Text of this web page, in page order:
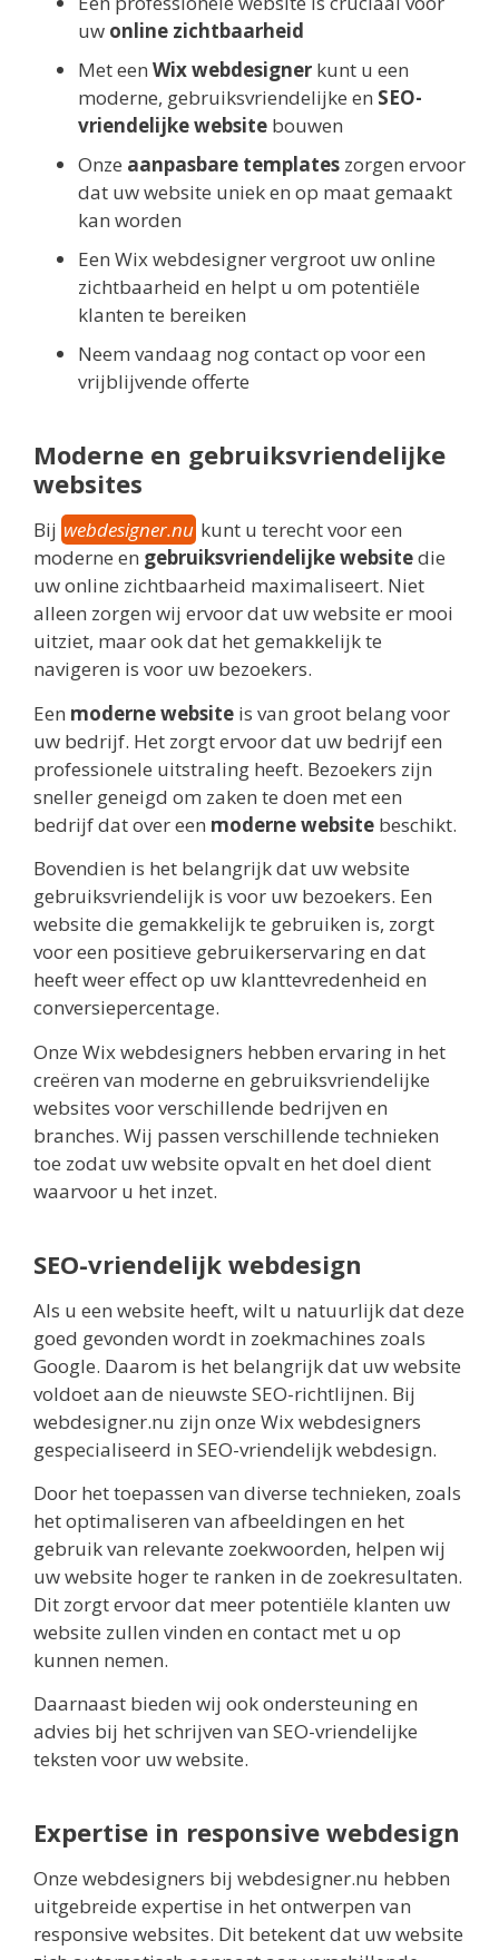
uw online zichtbaarheid
Met een Wix webdesigner kunt u een
moderne, gebruiksvriendelijke en SEO-
vriendelijke website bouwen
Onze aanpasbare templates zorgen ervoor
dat uw website uniek en op maat gemaakt
kan worden
Een Wix webdesigner vergroot uw online
zichtbaarheid en helpt u om potentiële
klanten te bereiken
Neem vandaag nog contact op voor een
vrijblijvende offerte
Moderne en gebruiksvriendelijke
websites
Bij webdesigner.nu kunt u terecht voor een
moderne en gebruiksvriendelijke websitedie
uw online zichtbaarheid maximaliseert. Niet
alleen zorgen wij ervoor dat uw website er mooi
uitziet, maar ook dat het gemakkelijk te
navigeren is voor uw bezoekers.
Een moderne website is van groot belang voor
uw bedrijf. Het zorgt ervoor dat uw bedrijf een
professionele uitstraling heeft. Bezoekers zijn
sneller geneigd om zaken te doen met een
bedrijf dat over een moderne website beschikt.
Bovendien is het belangrijk dat uw website
gebruiksvriendelijk is voor uw bezoekers. Een
website die gemakkelijk te gebruiken is, zorgt
voor een positieve gebruikerservaring en dat
heeft weer effect op uw klanttevredenheid en
conversiepercentage.
Onze Wix webdesigners hebben ervaring in het
creëren van moderne en gebruiksvriendelijke
websites voor verschillende bedrijven en
branches. Wij passen verschillende technieken
toe zodat uw website opvalt en het doel dient
waarvoor u het inzet.
SEO-vriendelijk webdesign
Als u een website heeft, wilt u natuurlijk dat deze
goed gevonden wordt in zoekmachines zoals
Google. Daarom is het belangrijk dat uw website
voldoet aan de nieuwste SEO-richtlijnen. Bij
webdesigner.nu zijn onze Wix webdesigners
gespecialiseerd in SEO-vriendelijk webdesign.
Door het toepassen van diverse technieken, zoals
het optimaliseren van afbeeldingen en het
gebruik van relevante zoekwoorden, helpen wij
uw website hoger te ranken in de zoekresultaten.
Dit zorgt ervoor dat meer potentiële klanten uw
website zullen vinden en contact met u op
kunnen nemen.
Daarnaast bieden wij ook ondersteuning en
advies bij het schrijven van SEO-vriendelijke
teksten voor uw website.
Expertise in responsive webdesign
Onze webdesigners bij webdesigner.nu hebben
uitgebreide expertise in het ontwerpen van
responsive websites. Dit betekent dat uw website